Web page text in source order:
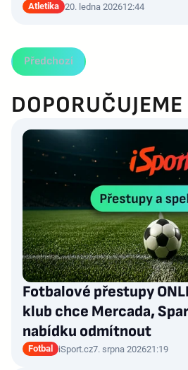
Atletika 20. ledna 202612:44
Předchozí
DOPORUČUJEME
Fotbalové přestupy
klub chce Mercada,
nabídku odmítnout
Fotbal iSport.cz7. srpna 202621:19